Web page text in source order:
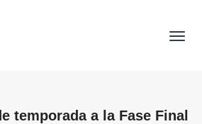
temporada a la Fase Final